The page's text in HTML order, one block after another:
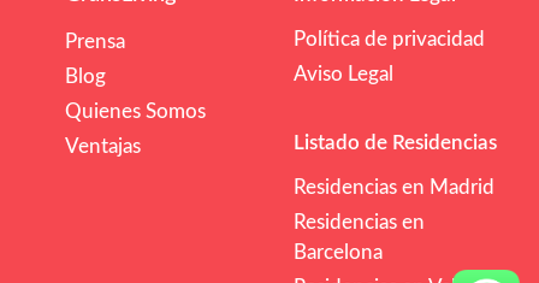
Prensa
Blog
Quienes Somos
Ventajas
Política de privacidad
Aviso Legal
Listado de Residencias
Residencias en Madrid
Residencias en
Barcelona